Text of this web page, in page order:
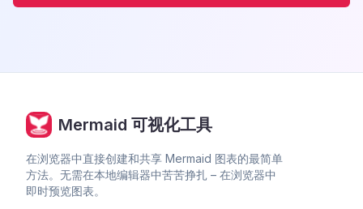
Mermaid 可视化工具
在浏览器中直接创建和共享 Mermaid 图表的最简单
方法。无需在本地编辑器中苦苦挣扎 – 在浏览器中
即时预览图表。